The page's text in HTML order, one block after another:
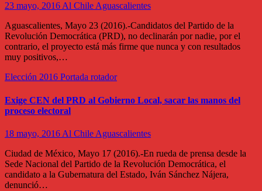
23 mayo, 2016Al Chile Aguascalientes
Aguascalientes, Mayo 23 (2016).-Candidatos del Partido de la
Revolución Democrática (PRD), no declinarán por nadie, por el
contrario, el proyecto está más firme que nunca y con resultados
muy positivos,…
Elección 2016 Portada rotador
Exige CEN del PRD al Gobierno Local, sacar las manos del
proceso electoral
18 mayo, 2016 Al Chile Aguascalientes
Ciudad de México, Mayo 17 (2016).-En rueda de prensa desde la
Sede Nacional del Partido de la Revolución Democrática, el
candidato a la Gubernatura del Estado, Iván Sánchez Nájera,
denunció…